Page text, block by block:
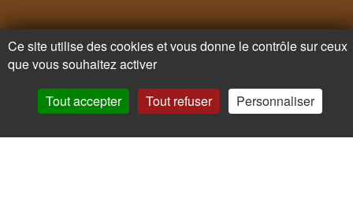
Je m’inscris
Ce site utilise des cookies et vous donne le contrôle sur ceux
que vous souhaitez activer
Tout accepter Tout refuser Personnaliser